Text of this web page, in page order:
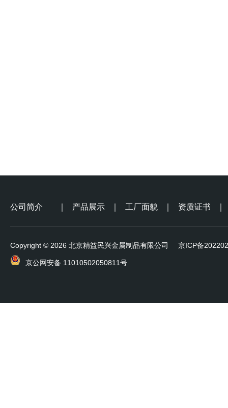
公司简介 产品展示 工厂面貌 资质证书
Copyright © 2026 北京精益民兴金属制品有限公司 京ICP备
京公网安备 11010502050811号